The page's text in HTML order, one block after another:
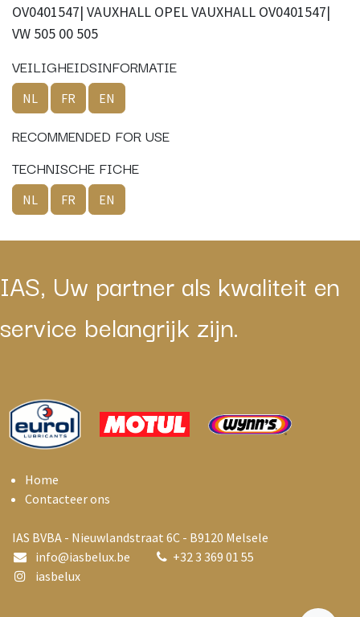
OV0401547| VAUXHALL OPEL VAUXHALL OV0401547|
VW 505 00 505
VEILIGHEIDSINFORMATIE
NL FR EN
RECOMMENDED FOR USE
TECHNISCHE FICHE
NL FR EN
IAS, Uw partner als kwaliteit en
service belangrijk zijn.
Home
Contacteer ons
IAS BVBA - Nieuwlandstraat 6C - B9120 Melsele
info@iasbelux.be +32 3 369 01 55
iasbelux